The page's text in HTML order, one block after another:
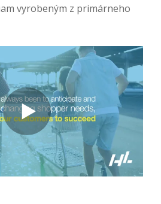
vyrobeným z primárneho